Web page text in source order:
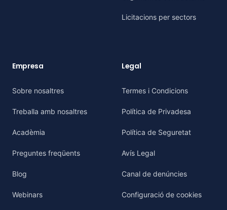
Licitacions per sectors
Empresa
Sobre nosaltres
Treballa amb nosaltres
Acadèmia
Preguntes freqüents
Blog
Webinars
Legal
Termes i Condicions
Política de Privadesa
Política de Seguretat
Avís Legal
Canal de denúncies
Configuració de cookies